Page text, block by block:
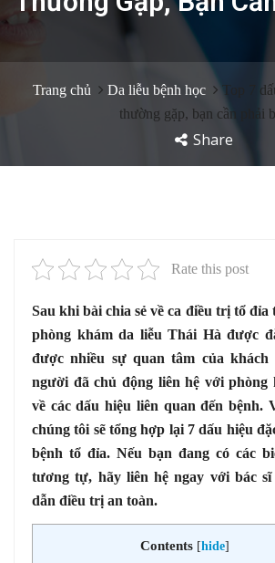
Trang chủ Da liễu bệnh học
Top 7
thường gặp, bạn cần phải
Share
Rate this post
Sau khi bài chia sẻ về ca điều trị tổ đỉa
phòng khám da liễu Thái Hà được
được nhiều sự quan tâm của khách
người đã chủ động liên hệ với phòng
về các dấu hiệu liên quan đến bệnh.
chúng tôi sẽ tổng hợp lại 7 dấu hiệu
bệnh tổ đỉa. Nếu bạn đang có các
tương tự, hãy liên hệ ngay với bác
dẫn điều trị an toàn.
Contents [hide]